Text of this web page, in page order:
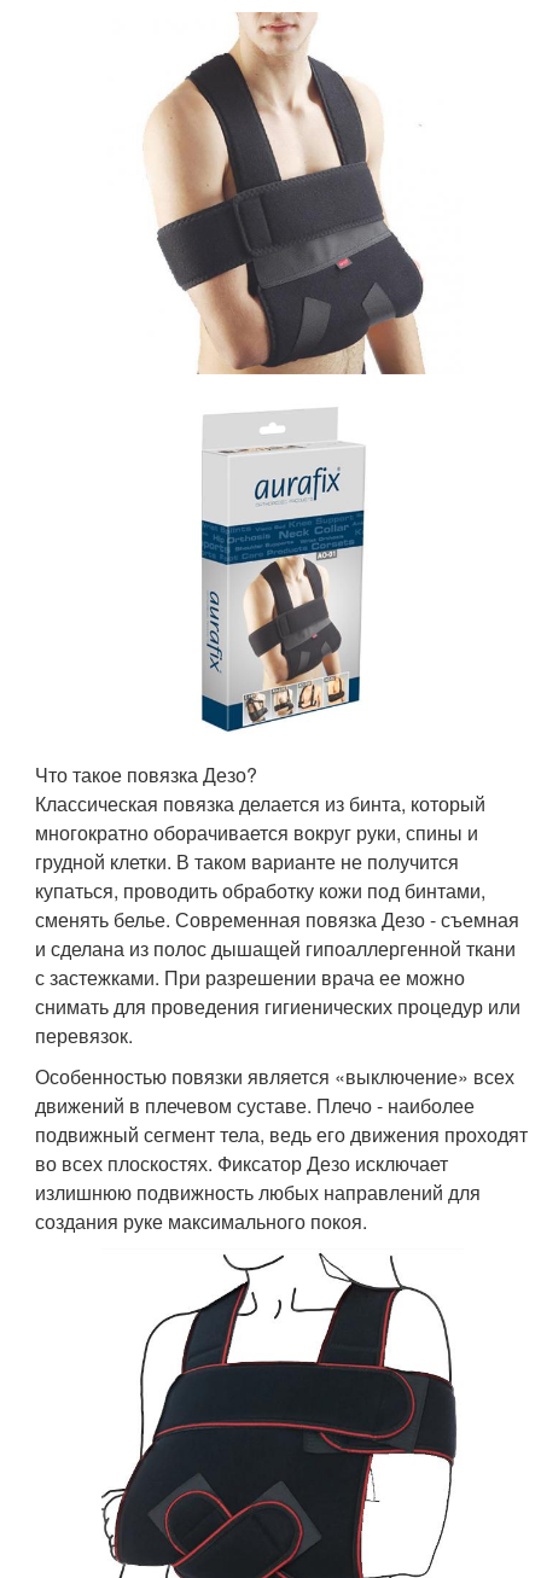
Что такое повязка Дезо?
Классическая повязка делается из бинта, который
многократно оборачивается вокруг руки, спины и
грудной клетки. В таком варианте не получится
купаться, проводить обработку кожи под бинтами,
сменять белье. Современная повязка Дезо - съемная
и сделана из полос дышащей гипоаллергенной ткани
с застежками. При разрешении врача ее можно
снимать для проведения гигиенических процедур или
перевязок.
Особенностью повязки является «выключение» всех
движений в плечевом суставе. Плечо - наиболее
подвижный сегмент тела, ведь его движения проходят
во всех плоскостях. Фиксатор Дезо исключает
излишнюю подвижность любых направлений для
создания руке максимального покоя.